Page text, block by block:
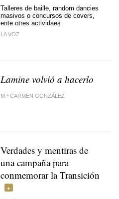
Talleres de baille, random dancies
masivos o concursos de covers,
ente otres actividaes
LA VOZ
Lamine volvió a hacerlo
M.ª CARMEN GONZÁLEZ
Verdades y mentiras de
una campaña para
conmemorar la Transición